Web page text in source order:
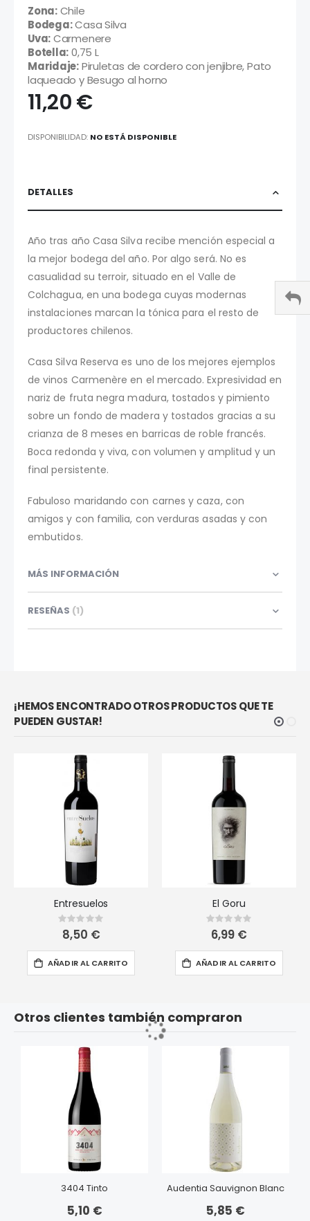
Zona:Chile
Bodega:Casa Silva
Uva:Carmenere
Botella:0,75 L
Maridaje:Piruletas de cordero con jenjibre, Pato
laqueado y Besugo al horno
11,20 €
DISPONIBILIDAD: NO ESTÁ DISPONIBLE
DETALLES
Año tras año Casa Silva recibe mención especial a
la mejor bodega del año. Por algo será. No es
casualidad su terroir, situado en el Valle de
Colchagua, en una bodega cuyas modernas
instalaciones marcan la tónica para el resto de
productores chilenos.
Casa Silva Reserva es uno de los mejores ejemplos
de vinos Carmenère en el mercado. Expresividad en
nariz de fruta negra madura, tostados y pimiento
sobre un fondo de madera y tostados gracias a su
crianza de 8 meses en barricas de roble francés.
Boca redonda y viva, con volumen y amplitud y un
final persistente.
Fabuloso maridando con carnes y caza, con
amigos y con familia, con verduras asadas y con
embutidos.
MÁS INFORMACIÓN
RESEÑAS 1
¡HEMOS ENCONTRADO OTROS PRODUCTOS QUE TE
PUEDEN GUSTAR!
Entresuelos
Rating:
0%
8,50 €
AÑADIR AL CARRITO
El Goru
Rating:
0%
6,99 €
AÑADIR AL CARRITO
Otros clientes también compraron
3404 Tinto
5,10 €
Audentia Sauvignon Blanc
5,85 €